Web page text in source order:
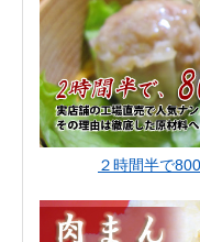
２時間半で